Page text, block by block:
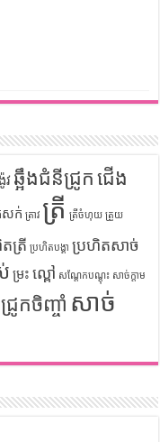
វ ឆ្អឹងជំនីជ្រូក ជើង
សក់ ត្រាវ ត្រី ត្រីចំហុយ ត្រួយ
ត្រី ប្រហិតបង្គា ប្រហិតសាច់
ម្រះ ល្ពៅ សណ្តែកបណ្តុះ សាច់ក្តាម
រូកចិញ្ចាំ សាច់